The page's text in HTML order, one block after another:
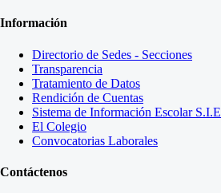
Información
Directorio de Sedes - Secciones
Transparencia
Tratamiento de Datos
Rendición de Cuentas
Sistema de Información Escolar S.I.E
El Colegio
Convocatorias Laborales
Contáctenos